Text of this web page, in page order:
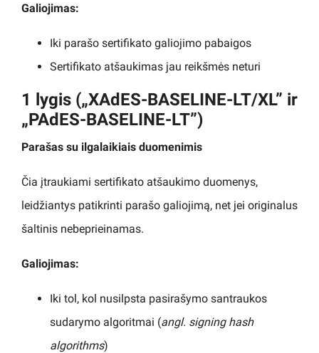
Galiojimas:
Iki parašo sertifikato galiojimo pabaigos
Sertifikato atšaukimas jau reikšmės neturi
1 lygis („XAdES-BASELINE-LT/XL” ir
„PAdES-BASELINE-LT”)
Parašas su ilgalaikiais duomenimis
Čia įtraukiami sertifikato atšaukimo duomenys,
leidžiantys patikrinti parašo galiojimą, net jei originalus
šaltinis nebeprieinamas.
Galiojimas:
Iki tol, kol nusilpsta pasirašymo santraukos
sudarymo algoritmai (angl. signing hash
algorithms)